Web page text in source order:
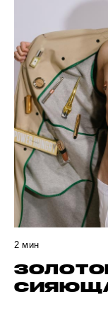
2 мин